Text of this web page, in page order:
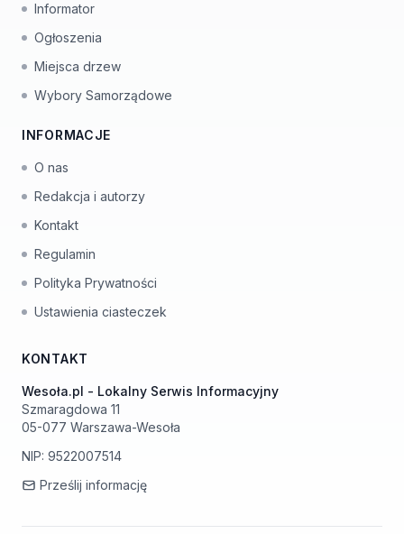
Informator
Ogłoszenia
Miejsca drzew
Wybory Samorządowe
INFORMACJE
O nas
Redakcja i autorzy
Kontakt
Regulamin
Polityka Prywatności
Ustawienia ciasteczek
KONTAKT
Wesoła.pl - Lokalny Serwis Informacyjny
Szmaragdowa 11
05-077 Warszawa-Wesoła
NIP: 9522007514
Prześlij informację